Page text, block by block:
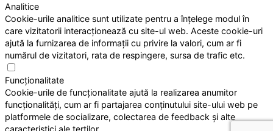
Analitice
Cookie-urile analitice sunt utilizate pentru a înțelege modul în
care vizitatorii interacționează cu site-ul web. Aceste cookie-uri
ajută la furnizarea de informații cu privire la valori, cum ar fi
numărul de vizitatori, rata de respingere, sursa de trafic etc.
Funcționalitate
Cookie-urile de funcționalitate ajută la realizarea anumitor
funcționalități, cum ar fi partajarea conținutului site-ului web pe
platformele de socializare, colectarea de feedback și alte
caracteristici ale terților.